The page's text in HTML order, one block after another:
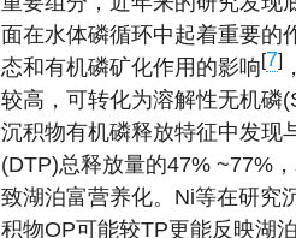
面在水体磷循环中起着重要的
态和有机磷矿化作用的影响[7]
较高，可转化为溶解性无机磷
沉积物有机磷释放特征中发现
(DTP)总释放量的47% ~77%
致湖泊富营养化。Ni等在研究
积物OP可能较TP更能反映湖